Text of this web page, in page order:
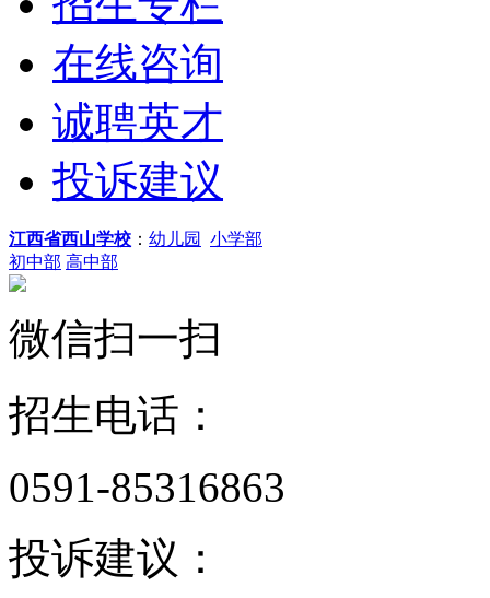
在线咨询
诚聘英才
投诉建议
江西省西山学校 ： 幼儿园
小学部
初中部 高中部
微信扫一扫
招生电话：
0591-85316863
投诉建议：